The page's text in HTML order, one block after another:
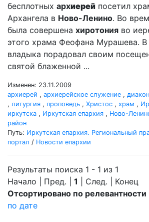
бесплотных архиерей посетил
Архангела в Ново-Ленино. Во
была совершена хиротония во
этого храма Феофана Мурашева. В
владыка порадовал своим
святой блаженной ...
Изменен: 23.11.2009
архиерей , архиерейское служение , диакон
, литургия , проповедь , Христос , храм ,
иркутска , Иркутская епархия , Ново-
район
Путь: Иркутская епархия. Региональный
портал / Новости епархии
Результаты поиска 1 - 1 из 1
Начало | Пред. | 1 | След. | Конец
Отсортировано по релевантности
по дате